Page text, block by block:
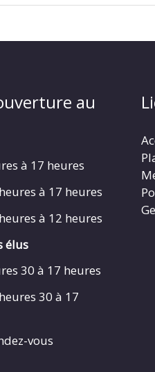
au
à 17 heures
à 17 heures
à 12 heures
élus
30 à 17 heures
30 à 17
vous